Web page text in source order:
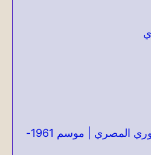
سجل الثنائيات في الدوري المصري | موسم 1961-